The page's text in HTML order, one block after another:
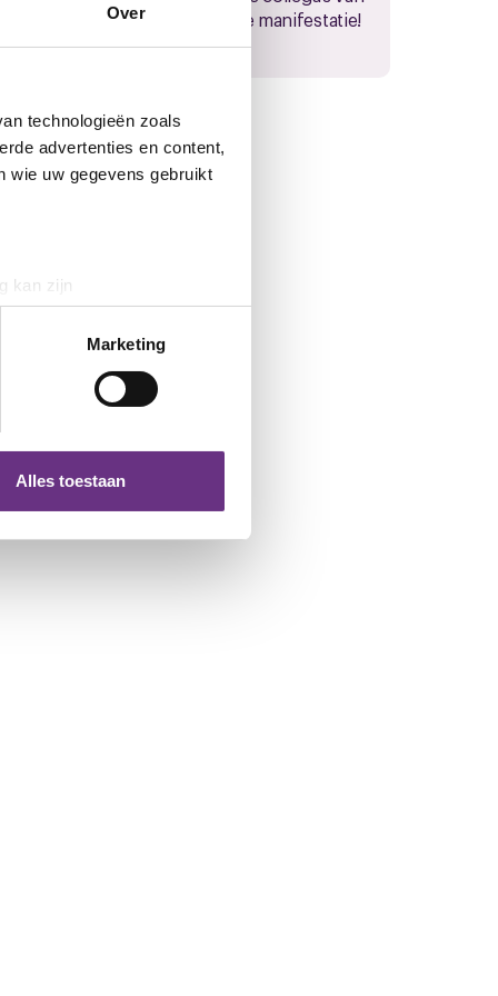
Over
technologieën zoals
advertenties en content,
wie uw gegevens gebruikt
kan zijn
detailgedeeltein. U kunt uw
partners voor social
die u aan ze heeft
Marketing
Alles toestaan
Ouwehand naar de manifestatie!
...